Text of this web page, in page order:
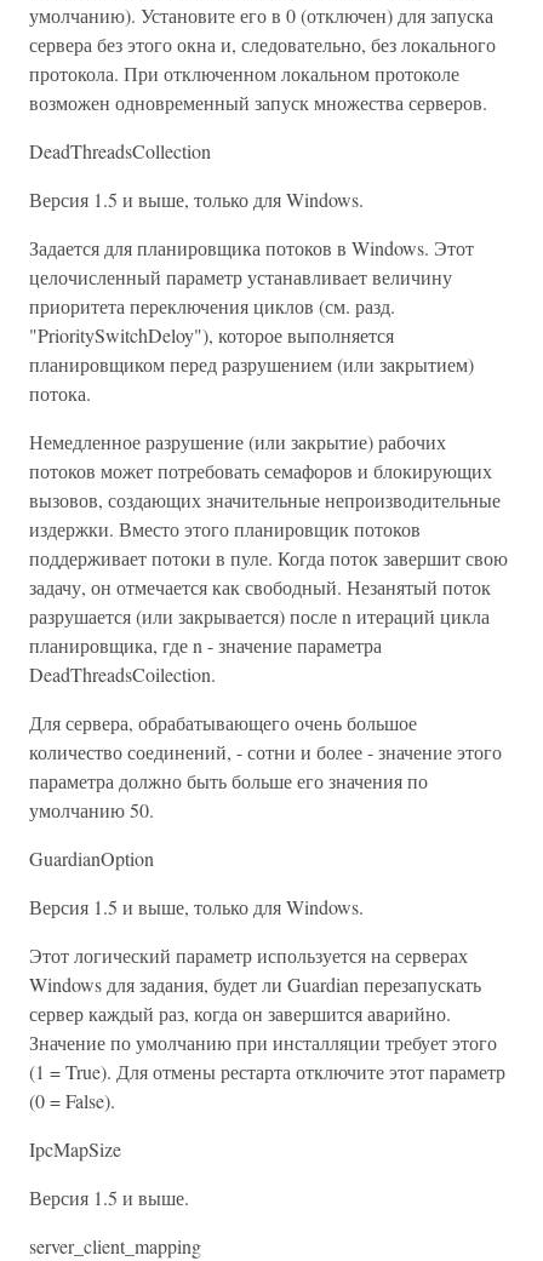
умолчанию). Установите его в 0 (отключен) для запуска
сервера без этого окна и, следовательно, без локального
протокола. При отключенном локальном протоколе
возможен одновременный запуск множества серверов.
DeadThreadsCollection
Версия 1.5 и выше, только для Windows.
Задается для планировщика потоков в Windows. Этот
целочисленный параметр устанавливает величину
приоритета переключения циклов (см. разд.
"PrioritySwitchDeloy"), которое выполняется
планировщиком перед разрушением (или закрытием)
потока.
Немедленное разрушение (или закрытие) рабочих
потоков может потребовать семафоров и блокирующих
вызовов, создающих значительные непроизводительные
издержки. Вместо этого планировщик потоков
поддерживает потоки в пуле. Когда поток завершит свою
задачу, он отмечается как свободный. Незанятый поток
разрушается (или закрывается) после n итераций цикла
планировщика, где n - значение параметра
DeadThreadsCoilection.
Для сервера, обрабатывающего очень большое
количество соединений, - сотни и более - значение этого
параметра должно быть больше его значения по
умолчанию 50.
GuardianOption
Версия 1.5 и выше, только для Windows.
Этот логический параметр используется на серверах
Windows для задания, будет ли Guardian перезапускать
сервер каждый раз, когда он завершится аварийно.
Значение по умолчанию при инсталляции требует этого
(1 = True). Для отмены рестарта отключите этот параметр
(0 = False).
IpcMapSize
Версия 1.5 и выше.
server_client_mapping